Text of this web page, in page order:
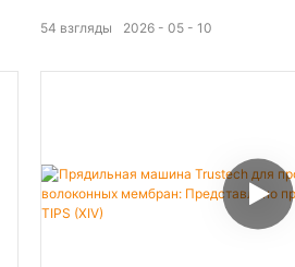
2026 05 10
54 взгляды